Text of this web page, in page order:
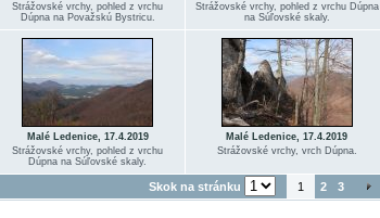
Strážovské vrchy, pohled z vrchu
Dúpna na Považskú Bystricu.
Strážovské vrchy, pohled z vrchu Dúpna
na Súľovské skaly.
Malé Ledenice, 17.4.2019
Strážovské vrchy, pohled z vrchu
Dúpna na Súľovské skaly.
Malé Ledenice, 17.4.2019
Strážovské vrchy, vrch Dúpna.
Skok na stránku 1 2 3